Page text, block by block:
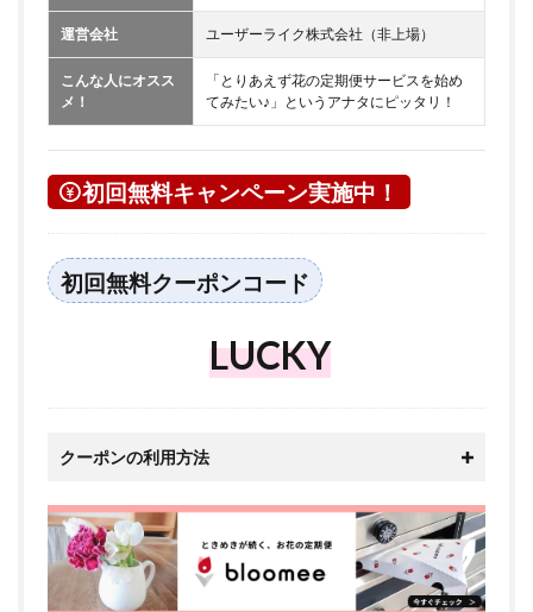
運営会社 ユーザーライク株式会社（非上場）
こんな人にオスス
メ！
「とりあえず花の定期便サービスを始め
てみたい♪」というアナタにピッタリ！
初回無料キャンペーン実施中！
初回無料クーポンコード
LUCKY
クーポンの利用方法